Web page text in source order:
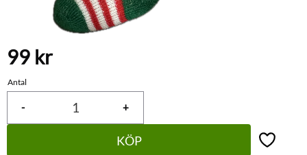
99 kr
Antal
+
-
KÖP Lägg till